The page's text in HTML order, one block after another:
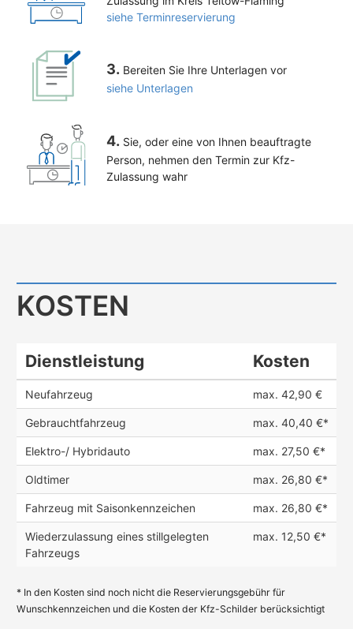
siehe Terminreservierung
3. Bereiten Sie Ihre Unterlagen vor
siehe Unterlagen
4. Sie, oder eine von Ihnen beauftragte
Person, nehmen den Termin zur Kfz-
Zulassung wahr
KOSTEN
Dienstleistung Kosten
Neufahrzeug max. 42,90 €
Gebrauchtfahrzeug max. 40,40 €*
Elektro-/ Hybridauto max. 27,50 €*
Oldtimer max. 26,80 €*
Fahrzeug mit Saisonkennzeichen max. 26,80 €*
Wiederzulassung eines stillgelegten
Fahrzeugs
max. 12,50 €*
* In den Kosten sind noch nicht die Reservierungsgebühr für
Wunschkennzeichen und die Kosten der Kfz-Schilder berücksichtigt